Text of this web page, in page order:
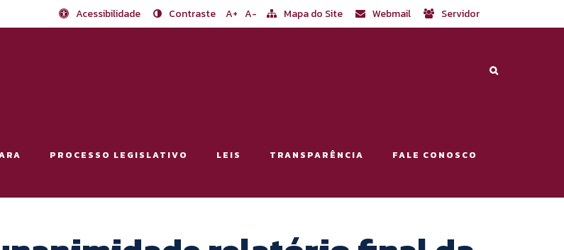
Acessibilidade Contraste A+ A- Mapa do Site Webmail Servidor
PROCESSO LEGISLATIVO LEIS TRANSPARÊNCIA FALE CONOSCO